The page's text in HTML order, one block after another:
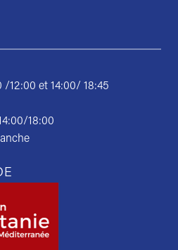
/12:00 et 14:00/ 18:45
18:00